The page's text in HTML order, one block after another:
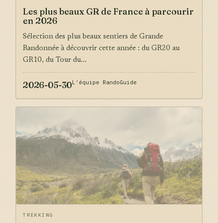
Les plus beaux GR de France à parcourir
en 2026
Sélection des plus beaux sentiers de Grande
Randonnée à découvrir cette année : du GR20 au
GR10, du Tour du...
2026-05-30L'équipe RandoGuide
TREKKING